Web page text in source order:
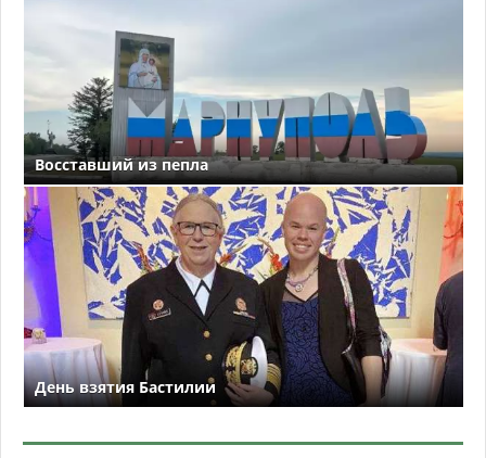
Восставший из пепла
День взятия Бастилии